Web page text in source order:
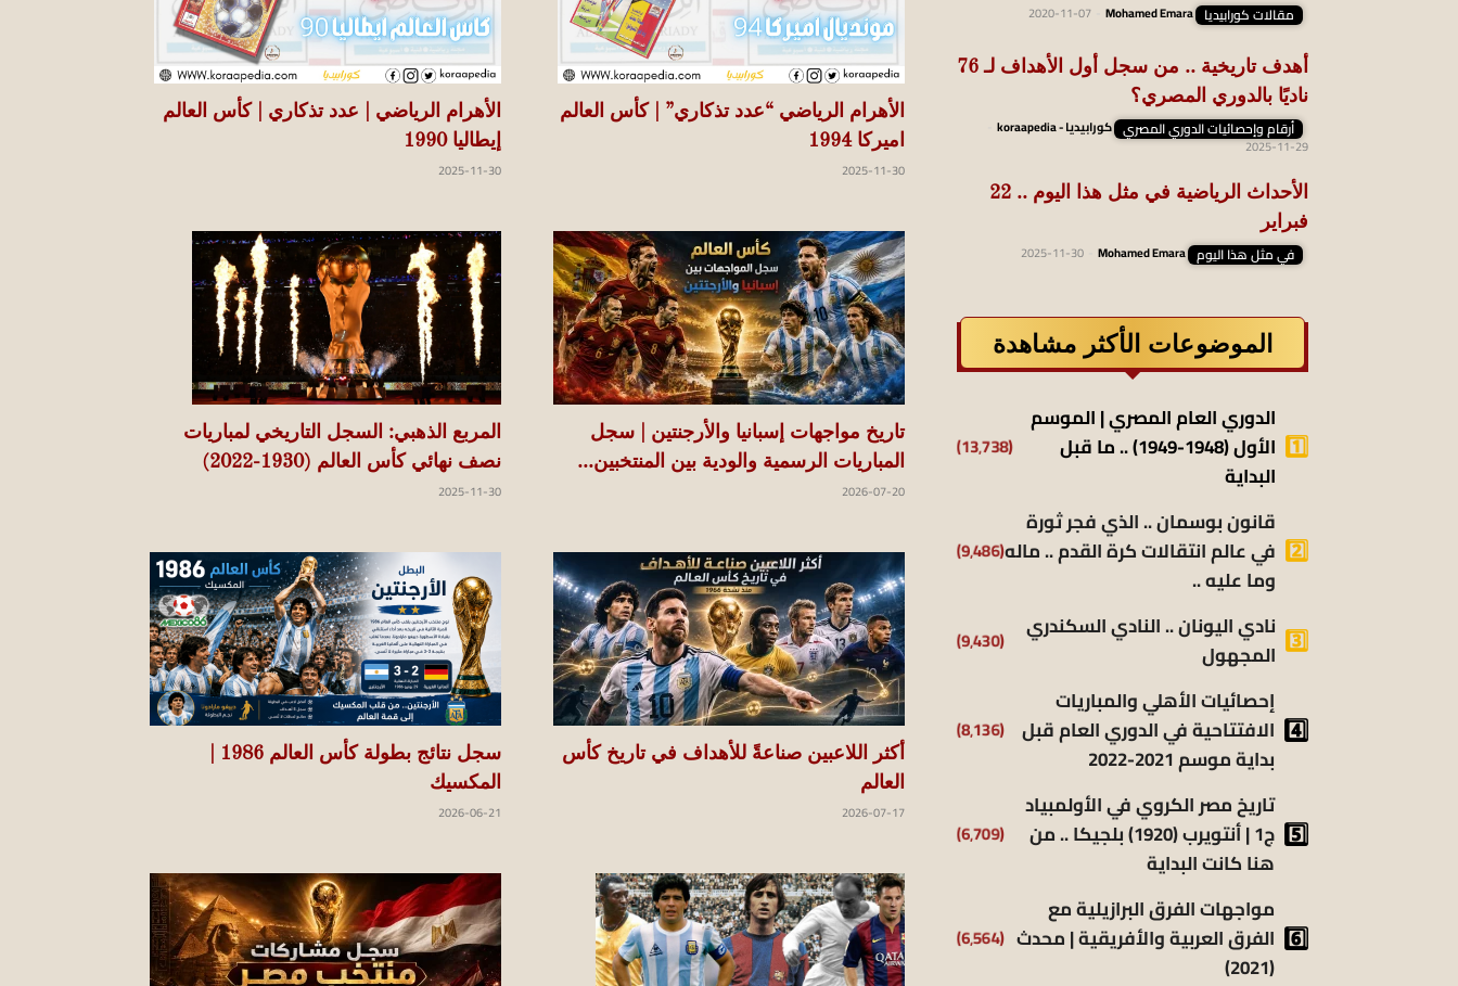
الأهرام الرياضي | عدد تذكاري | كأس العالم
إيطاليا 1990
2025-11-30
الأهرام الرياضي “عدد تذكاري” | كأس العالم
اميركا 1994
2025-11-30
المربع الذهبي: السجل التاريخي لمباريات
نصف نهائي كأس العالم (1930-2022)
2025-11-30
تاريخ مواجهات إسبانيا والأرجنتين | سجل
المباريات الرسمية والودية بين المنتخبين...
2026-07-20
المكسيك
2026-06-21
أكثر اللاعبين صناعةً للأهداف في تاريخ كأس
العالم
2026-07-17
مقالات كورابيديا Mohamed Emara
2020-11-07
أهدف تاريخية .. من سجل أول الأهداف لـ 76
ناديًا بالدوري المصري؟
أرقام وإحصائيات الدوري المصري كورابيديا - koraapedia
2025-11-29
الأحداث الرياضية في مثل هذا اليوم .. 22
فبراير
في مثل هذا اليوم Mohamed Emara
2025-11-30
الموضوعات الأكثر مشاهدة
الدوري العام المصري | الموسم
الأول (1948-1949) .. ما قبل
البداية
(13٬738)
قانون بوسمان .. الذي فجر ثورة
في عالم انتقالات كرة القدم .. ماله
وما عليه ..
(9٬486)
نادي اليونان .. النادي السكندري
المجهول
(9٬430)
إحصائيات الأهلي والمباريات
الافتتاحية في الدوري العام قبل
بداية موسم 2021-2022
(8٬136)
تاريخ مصر الكروي في الأولمبياد
ج1 | أنتويرب (1920) بلجيكا .. من
هنا كانت البداية
(6٬709)
مواجهات الفرق البرازيلية مع
الفرق العربية والأفريقية | محدث
(2021)
(6٬564)